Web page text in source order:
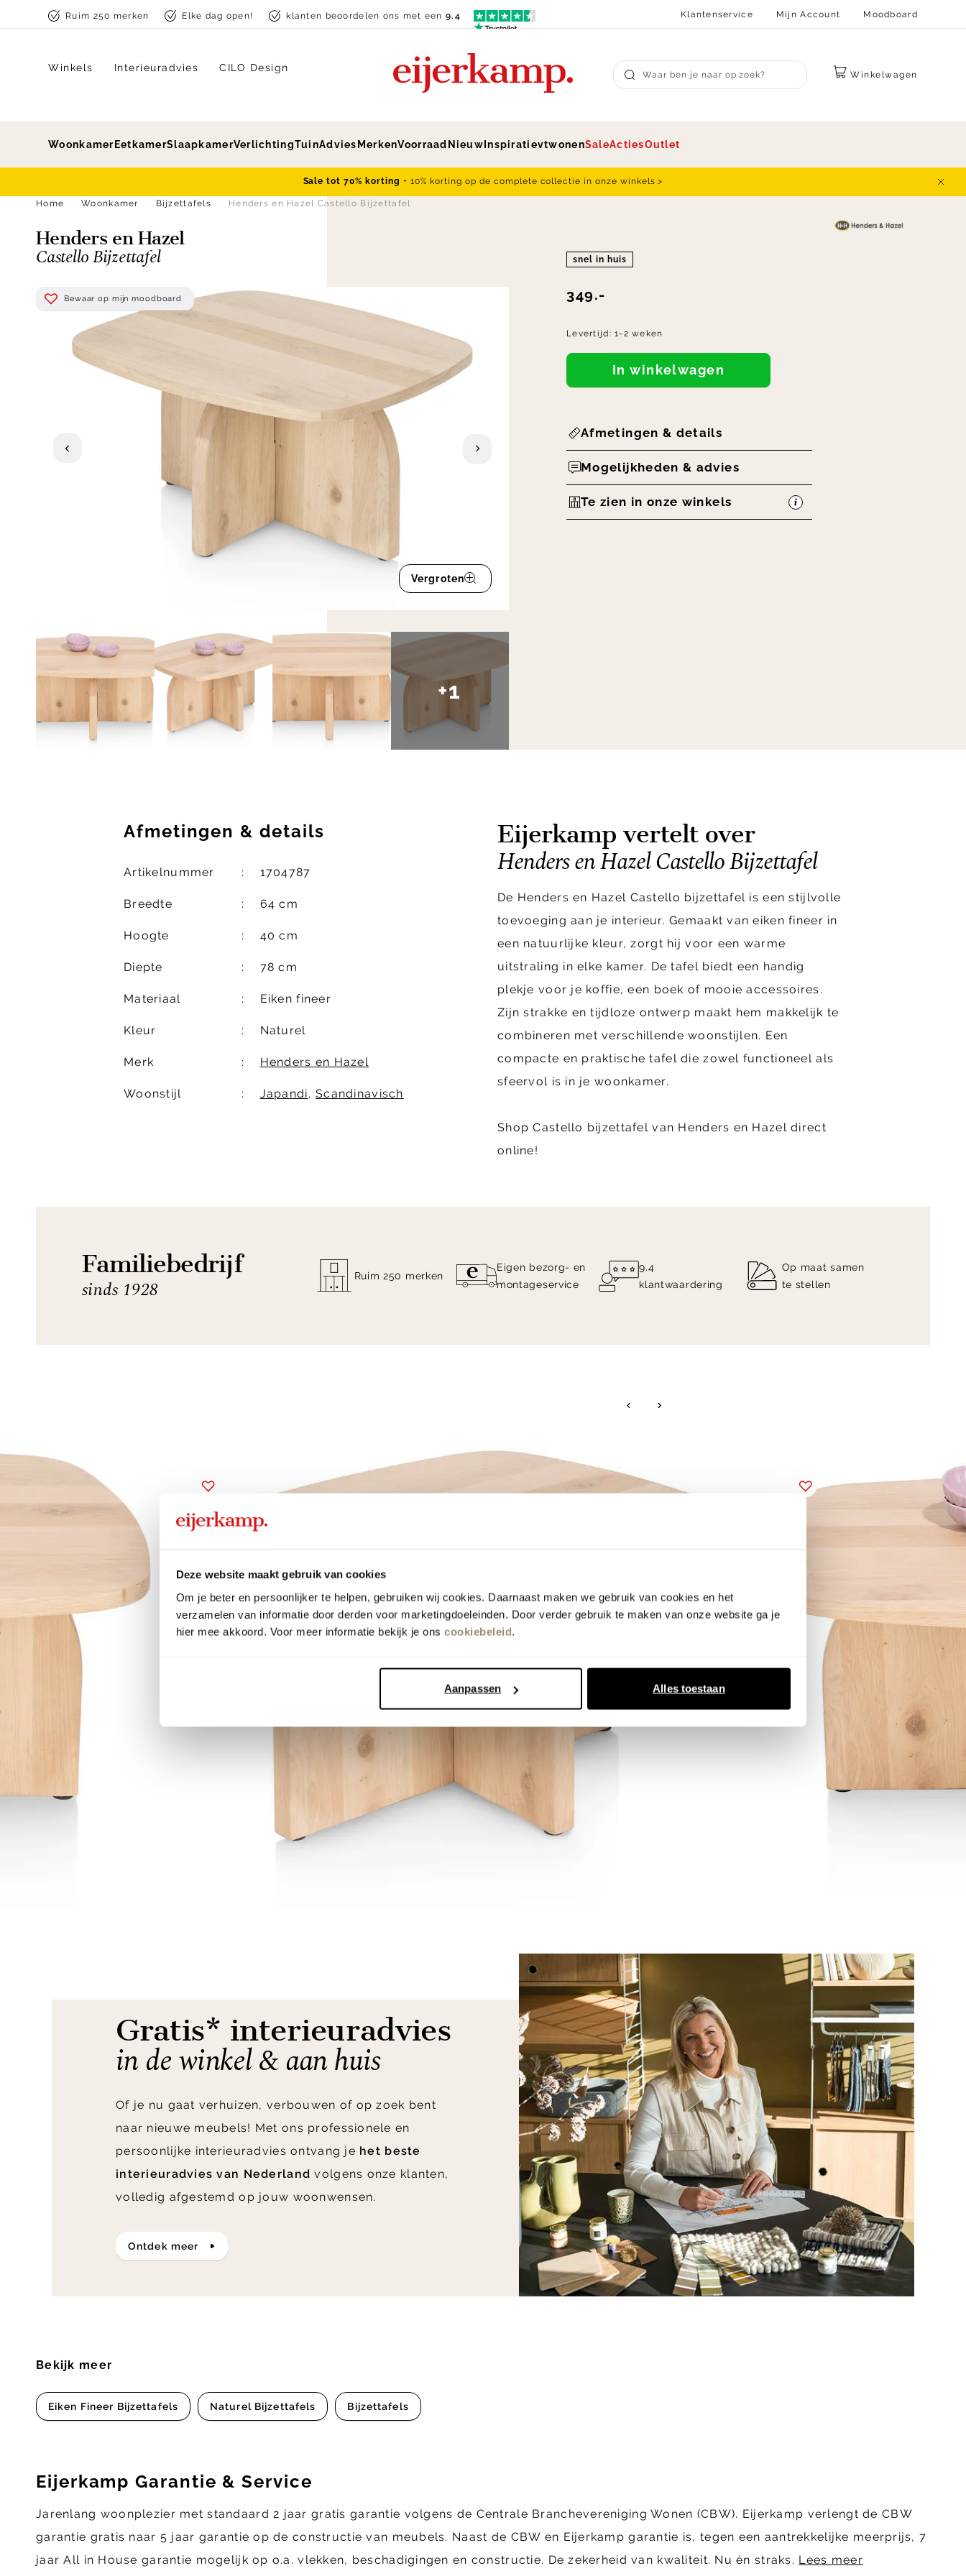
Deze website maakt gebruik van cookies
Om je beter en persoonlijker te helpen, gebruiken wij cookies. Daarnaast maken we gebruik van cookies en het
verzamelen van informatie door derden voor marketingdoeleinden. Door verder gebruik te maken van onze website ga je
hier mee akkoord. Voor meer informatie bekijk je ons cookiebeleid.
Aanpassen Alles toestaan
Skip to contentRuim 250 merken Elke dag open! klanten beoordelen ons met een9.4 Klantenservice Mijn Account Moodboard
Submit search
Winkelwagen
Winkels Interieuradvies CILO Design
Woonkamer EetkamerSlaapkamerVerlichtingTuinAdvies MerkenVoorraad Nieuw InspiratievtwonenSaleActiesOutlet
Sale tot 70% korting + 10% korting op de complete collectie in onze winkels >
Home
Woonkamer Bijzettafels Henders en Hazel Castello Bijzettafel
Henders en Hazel
Castello Bijzettafel
Bewaar op mijn moodboard
Vergroten
+1
snel in huis
349.-
Levertijd:1-2 weken
In winkelwagen
Afmetingen & details
Mogelijkheden & advies
Te zien in onze winkels
Afmetingen & details
Artikelnummer 1704787
Breedte 64 cm
Hoogte 40 cm
Diepte 78 cm
Materiaal Eiken fineer
Kleur Naturel
Merk Henders en Hazel
Woonstijl Japandi,Scandinavisch
Eijerkamp vertelt over
Henders en Hazel Castello Bijzettafel
De Henders en Hazel Castello bijzettafel is een stijlvolle
toevoeging aan je interieur. Gemaakt van eiken fineer in
een natuurlijke kleur, zorgt hij voor een warme
uitstraling in elke kamer. De tafel biedt een handig
plekje voor je koffie, een boek of mooie accessoires.
Zijn strakke en tijdloze ontwerp maakt hem makkelijk te
combineren met verschillende woonstijlen. Een
compacte en praktische tafel die zowel functioneel als
sfeervol is in je woonkamer.
Shop Castello bijzettafel van Henders en Hazel direct
online!
Familiebedrijf
sinds 1928
Ruim 250 merken
Eigen bezorg- en
montageservice
9.4
klantwaardering
Op maat samen
te stellen
Gratis* interieuradvies
in de winkel & aan huis
Of je nu gaat verhuizen, verbouwen of op zoek bent
naar nieuwe meubels! Met ons professionele en
persoonlijke interieuradvies ontvang je het beste
interieuradvies van Nederland volgens onze klanten,
volledig afgestemd op jouw woonwensen.
ontdek meer
Bekijk meer
Eiken Fineer Bijzettafels Naturel Bijzettafels Bijzettafels
Eijerkamp Garantie & Service
Jarenlang woonplezier met standaard 2 jaar gratis garantie volgens de Centrale Branchevereniging Wonen (CBW). Eijerkamp verlengt de CBW
garantie gratis naar 5 jaar garantie op de constructie van meubels. Naast de CBW en Eijerkamp garantie is, tegen een aantrekkelijke meerprijs, 7
jaar All in House garantie mogelijk op o.a. vlekken, beschadigingen en constructie. De zekerheid van kwaliteit. Nu én straks. Lees meer